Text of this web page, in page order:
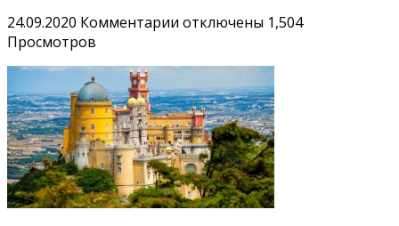
24.09.2020 Комментарии к
50%
у
Wizz
Air:
дешеві
квитки
отключены 1,504
Просмотров